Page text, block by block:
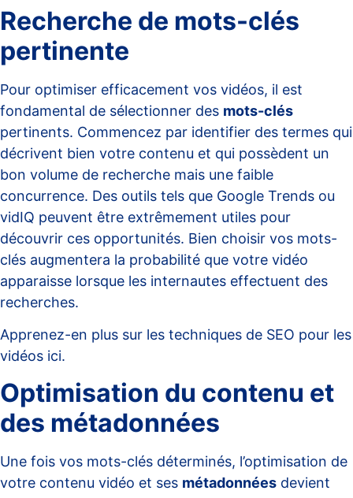
Recherche de mots-clés
pertinente
Pour optimiser efficacement vos vidéos, il est
fondamental de sélectionner des mots-clés
pertinents. Commencez par identifier des termes qui
décrivent bien votre contenu et qui possèdent un
bon volume de recherche mais une faible
concurrence. Des outils tels que Google Trends ou
vidIQ peuvent être extrêmement utiles pour
découvrir ces opportunités. Bien choisir vos mots-
clés augmentera la probabilité que votre vidéo
apparaisse lorsque les internautes effectuent des
recherches.
Apprenez-en plus sur les techniques de SEO pour les
vidéos ici.
Optimisation du contenu et
des métadonnées
Une fois vos mots-clés déterminés, l’optimisation de
votre contenu vidéo et ses métadonnées devient